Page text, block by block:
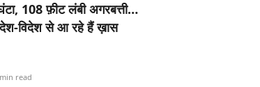
108 फ़ीट लंबी अगरबत्ती…
देश-विदेश से आ रहे हैं ख़ास
read